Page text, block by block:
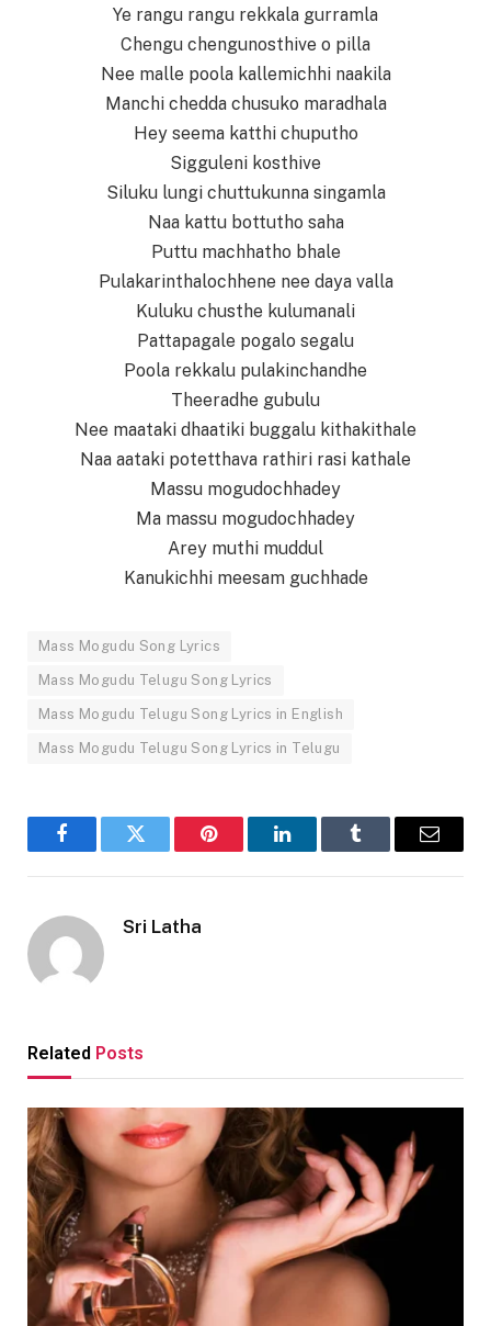
Ye rangu rangu rekkala gurramla
Chengu chengunosthive o pilla
Nee malle poola kallemichhi naakila
Manchi chedda chusuko maradhala
Hey seema katthi chuputho
Sigguleni kosthive
Siluku lungi chuttukunna singamla
Naa kattu bottutho saha
Puttu machhatho bhale
Pulakarinthalochhene nee daya valla
Kuluku chusthe kulumanali
Pattapagale pogalo segalu
Poola rekkalu pulakinchandhe
Theeradhe gubulu
Nee maataki dhaatiki buggalu kithakithale
Naa aataki potetthava rathiri rasi kathale
Massu mogudochhadey
Ma massu mogudochhadey
Arey muthi muddul
Kanukichhi meesam guchhade
Mass Mogudu Song Lyrics
Mass Mogudu Telugu Song Lyrics
Mass Mogudu Telugu Song Lyrics in English
Mass Mogudu Telugu Song Lyrics in Telugu
FacebookTwitter Pinterest LinkedInTumblr Email
Sri Latha
Related Posts